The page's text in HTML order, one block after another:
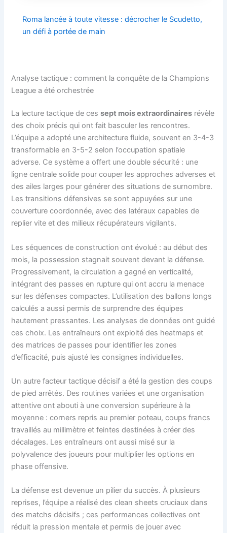
Roma lancée à toute vitesse : décrocher le Scudetto,
un défi à portée de main
Analyse tactique : comment la conquête de la Champions
League a été orchestrée
La lecture tactique de cessept mois extraordinaires révèle
des choix précis qui ont fait basculer les rencontres.
L’équipe a adopté une architecture fluide, souvent en 3-4-3
transformable en 3-5-2 selon l’occupation spatiale
adverse. Ce système a offert une double sécurité : une
ligne centrale solide pour couper les approches adverses et
des ailes larges pour générer des situations de surnombre.
Les transitions défensives se sont appuyées sur une
couverture coordonnée, avec des latéraux capables de
replier vite et des milieux récupérateurs vigilants.
Les séquences de construction ont évolué : au début des
mois, la possession stagnait souvent devant la défense.
Progressivement, la circulation a gagné en verticalité,
intégrant des passes en rupture qui ont accru la menace
sur les défenses compactes. L’utilisation des ballons longs
calculés a aussi permis de surprendre des équipes
hautement pressantes. Les analyses de données ont guidé
ces choix. Les entraîneurs ont exploité des heatmaps et
des matrices de passes pour identifier les zones
d’efficacité, puis ajusté les consignes individuelles.
Un autre facteur tactique décisif a été la gestion des coups
de pied arrêtés. Des routines variées et une organisation
attentive ont abouti à une conversion supérieure à la
moyenne : corners repris au premier poteau, coups francs
travaillés au millimètre et feintes destinées à créer des
décalages. Les entraîneurs ont aussi misé sur la
polyvalence des joueurs pour multiplier les options en
phase offensive.
La défense est devenue un pilier du succès. À plusieurs
reprises, l’équipe a réalisé des clean sheets cruciaux dans
des matchs décisifs ; ces performances collectives ont
réduit la pression mentale et permis de jouer avec